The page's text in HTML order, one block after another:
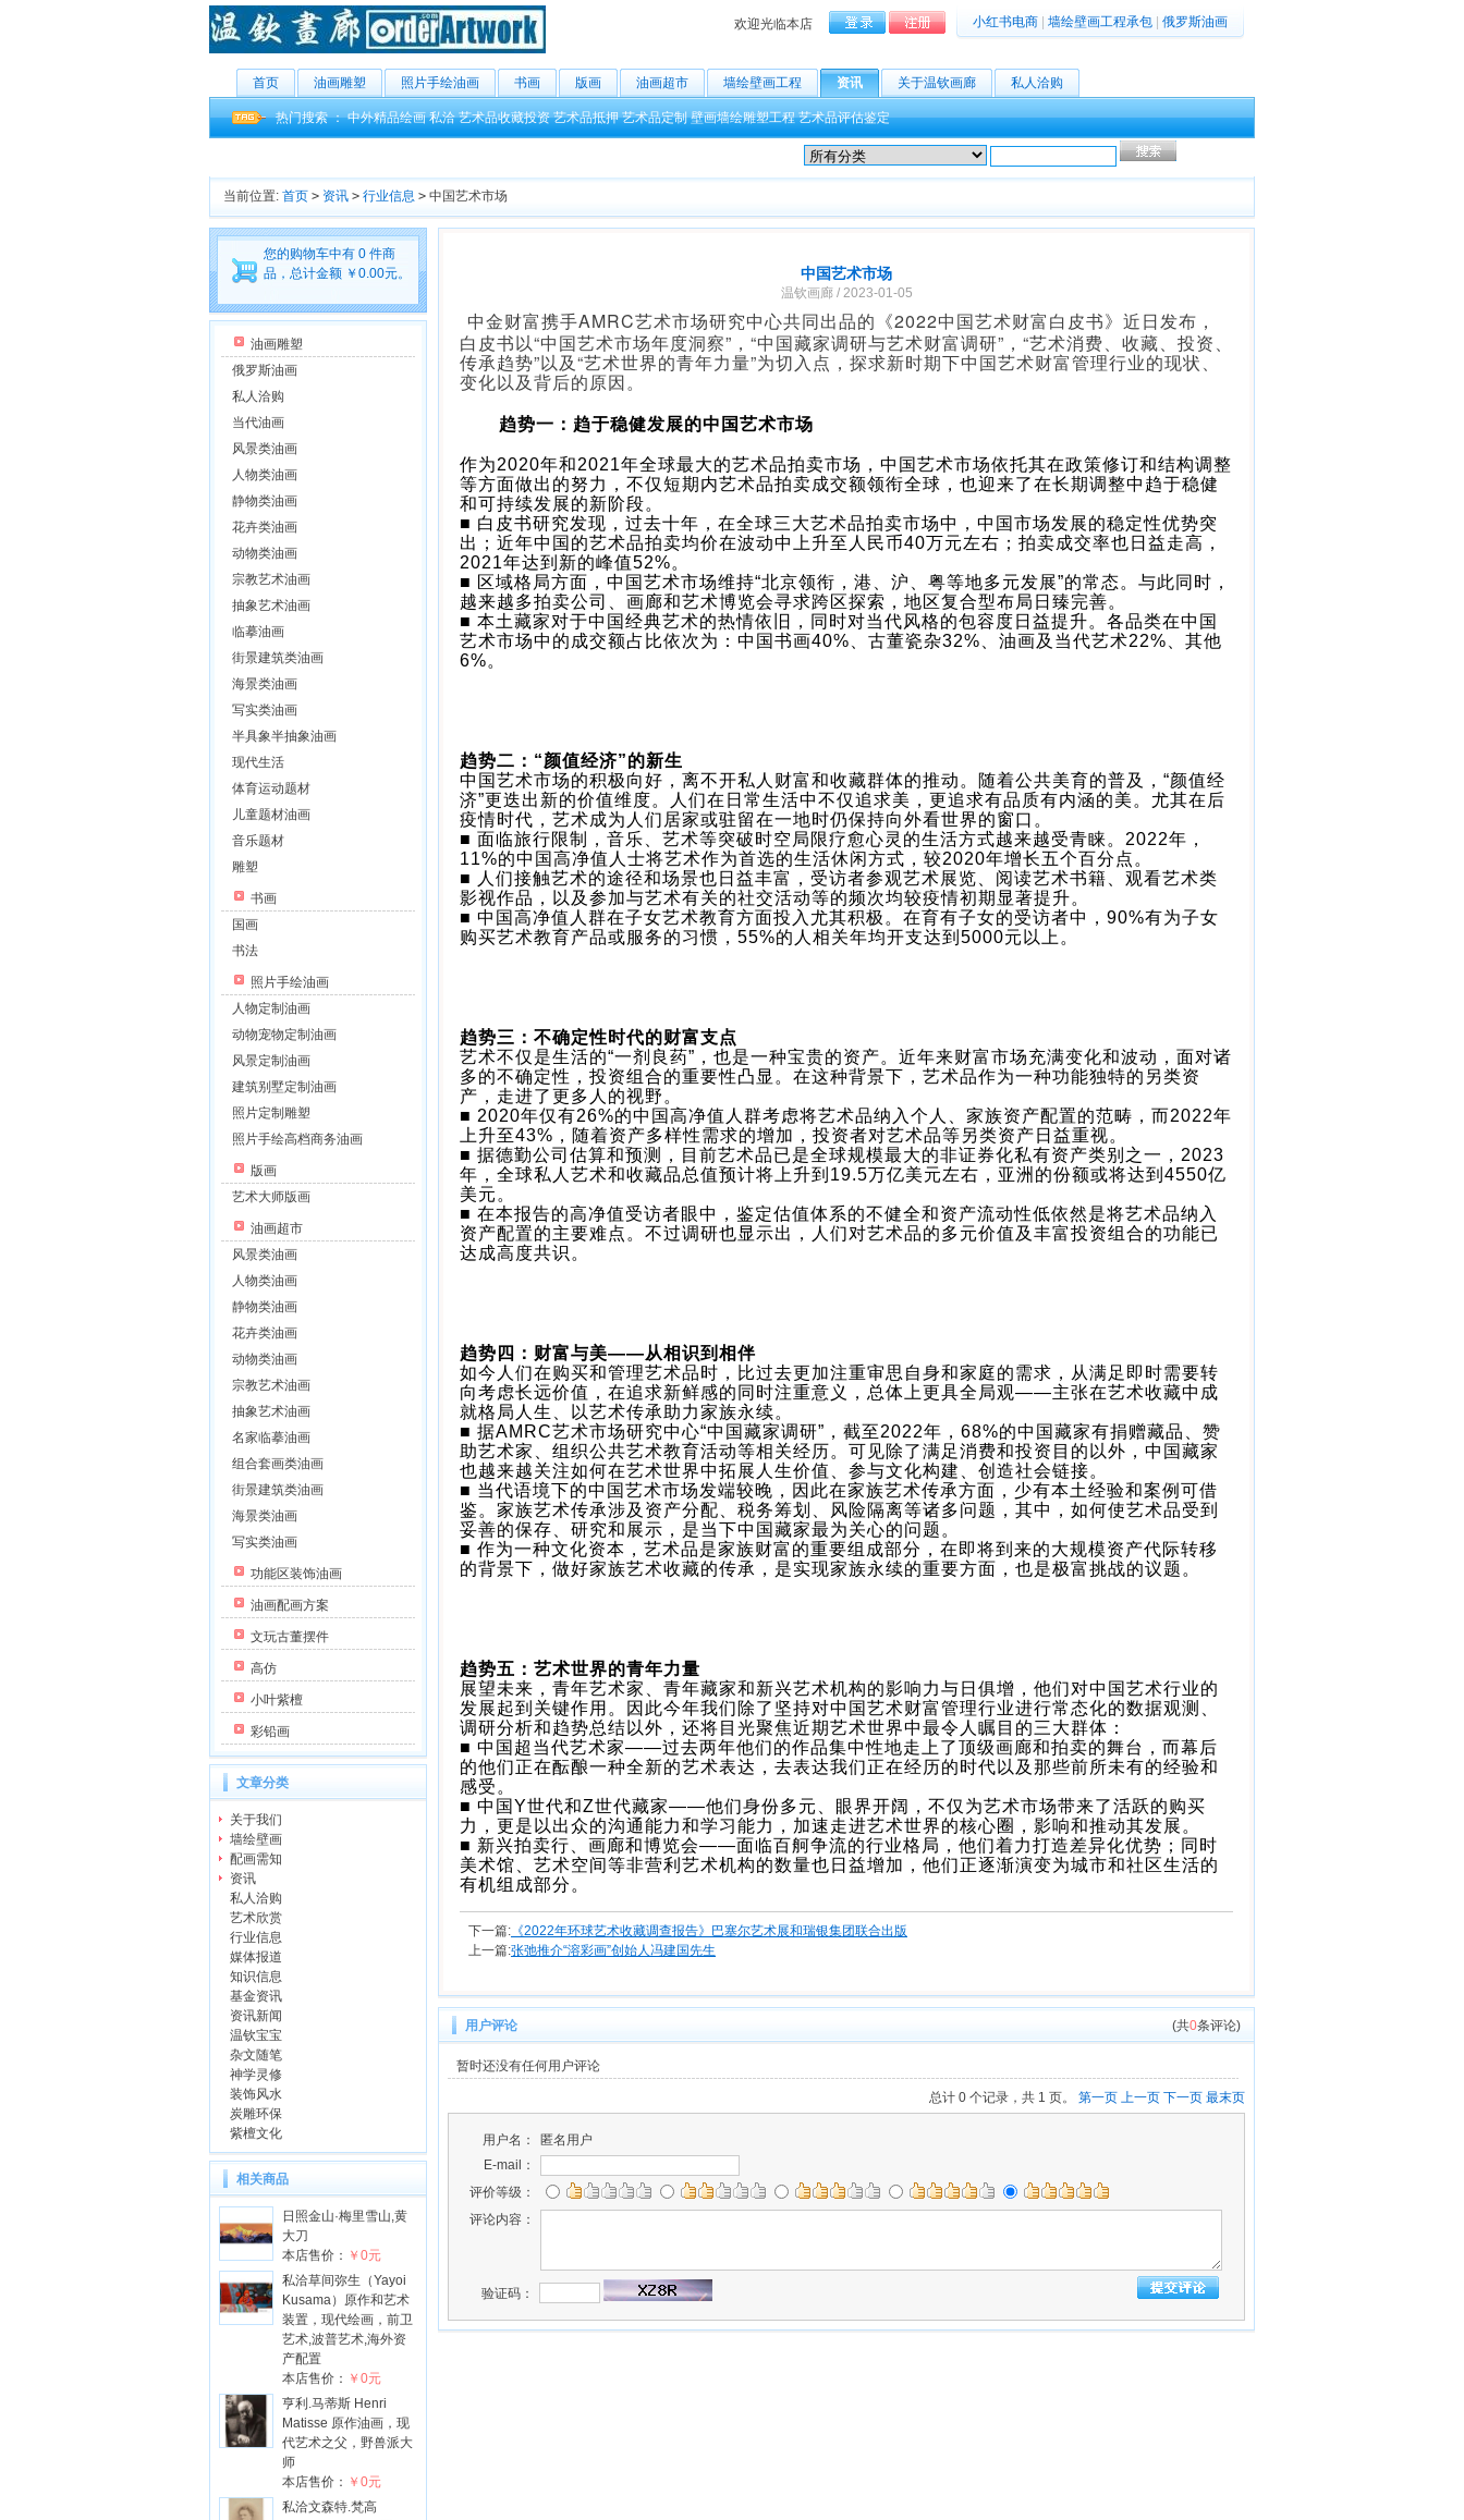
欢迎光临本店 小红书电商 墙绘壁画工程承包 俄罗斯油画
首页 油画雕塑 照片手绘油画 书画 版画 油画超市 墙绘壁画工程 资讯 关于温钦画廊 私人洽购
热门搜索 ：中外精品绘画 私洽 艺术品收藏投资 艺术品抵押 艺术品定制 壁画墙绘雕塑工程 艺术品评估鉴定
当前位置: 首页 > 资讯 > 行业信息 > 中国艺术市场
您的购物车中有 0 件商
品，总计金额 ￥0.00元。
油画雕塑
俄罗斯油画
私人洽购
当代油画
风景类油画
人物类油画
静物类油画
花卉类油画
动物类油画
宗教艺术油画
抽象艺术油画
临摹油画
街景建筑类油画
海景类油画
写实类油画
半具象半抽象油画
现代生活
体育运动题材
儿童题材油画
音乐题材
雕塑
书画
国画
书法
照片手绘油画
人物定制油画
动物宠物定制油画
风景定制油画
建筑别墅定制油画
照片定制雕塑
照片手绘高档商务油画
版画
艺术大师版画
油画超市
风景类油画
人物类油画
静物类油画
花卉类油画
动物类油画
宗教艺术油画
抽象艺术油画
名家临摹油画
组合套画类油画
街景建筑类油画
海景类油画
写实类油画
功能区装饰油画
油画配画方案
文玩古董摆件
高仿
小叶紫檀
彩铅画
文章分类
关于我们
墙绘壁画
配画需知
资讯
私人洽购
艺术欣赏
行业信息
媒体报道
知识信息
基金资讯
资讯新闻
温钦宝宝
杂文随笔
神学灵修
装饰风水
炭雕环保
紫檀文化
相关商品
日照金山·梅里雪山,黄
大刀
本店售价： ￥0元
私洽草间弥生（Yayoi
Kusama）原作和艺术
装置，现代绘画，前卫
艺术,波普艺术,海外资
产配置
本店售价： ￥0元
亨利.马蒂斯 Henri
Matisse 原作油画，现
代艺术之父，野兽派大
师
本店售价： ￥0元
私洽文森特.梵高
中国艺术市场
温钦画廊 / 2023-01-05
中金财富携手AMRC艺术市场研究中心共同出品的《2022中国艺术财富白皮书》近日发布，
白皮书以“中国艺术市场年度洞察”，“中国藏家调研与艺术财富调研”，“艺术消费、收藏、投资、
传承趋势”以及“艺术世界的青年力量”为切入点，探求新时期下中国艺术财富管理行业的现状、
变化以及背后的原因。
趋势一：趋于稳健发展的中国艺术市场
作为2020年和2021年全球最大的艺术品拍卖市场，中国艺术市场依托其在政策修订和结构调整
等方面做出的努力，不仅短期内艺术品拍卖成交额领衔全球，也迎来了在长期调整中趋于稳健
和可持续发展的新阶段。
■ 白皮书研究发现，过去十年，在全球三大艺术品拍卖市场中，中国市场发展的稳定性优势突
出；近年中国的艺术品拍卖均价在波动中上升至人民币40万元左右；拍卖成交率也日益走高，
2021年达到新的峰值52%。
■ 区域格局方面，中国艺术市场维持“北京领衔，港、沪、粤等地多元发展”的常态。与此同时，
越来越多拍卖公司、画廊和艺术博览会寻求跨区探索，地区复合型布局日臻完善。
■ 本土藏家对于中国经典艺术的热情依旧，同时对当代风格的包容度日益提升。各品类在中国
艺术市场中的成交额占比依次为：中国书画40%、古董瓷杂32%、油画及当代艺术22%、其他
6%。
趋势二：“颜值经济”的新生
中国艺术市场的积极向好，离不开私人财富和收藏群体的推动。随着公共美育的普及，“颜值经
济”更迭出新的价值维度。人们在日常生活中不仅追求美，更追求有品质有内涵的美。尤其在后
疫情时代，艺术成为人们居家或驻留在一地时仍保持向外看世界的窗口。
■ 面临旅行限制，音乐、艺术等突破时空局限疗愈心灵的生活方式越来越受青睐。2022年，
11%的中国高净值人士将艺术作为首选的生活休闲方式，较2020年增长五个百分点。
■ 人们接触艺术的途径和场景也日益丰富，受访者参观艺术展览、阅读艺术书籍、观看艺术类
影视作品，以及参加与艺术有关的社交活动等的频次均较疫情初期显著提升。
■ 中国高净值人群在子女艺术教育方面投入尤其积极。在育有子女的受访者中，90%有为子女
购买艺术教育产品或服务的习惯，55%的人相关年均开支达到5000元以上。
趋势三：不确定性时代的财富支点
艺术不仅是生活的“一剂良药”，也是一种宝贵的资产。近年来财富市场充满变化和波动，面对诸
多的不确定性，投资组合的重要性凸显。在这种背景下，艺术品作为一种功能独特的另类资
产，走进了更多人的视野。
■ 2020年仅有26%的中国高净值人群考虑将艺术品纳入个人、家族资产配置的范畴，而2022年
上升至43%，随着资产多样性需求的增加，投资者对艺术品等另类资产日益重视。
■ 据德勤公司估算和预测，目前艺术品已是全球规模最大的非证券化私有资产类别之一，2023
年，全球私人艺术和收藏品总值预计将上升到19.5万亿美元左右，亚洲的份额或将达到4550亿
美元。
■ 在本报告的高净值受访者眼中，鉴定估值体系的不健全和资产流动性低依然是将艺术品纳入
资产配置的主要难点。不过调研也显示出，人们对艺术品的多元价值及丰富投资组合的功能已
达成高度共识。
趋势四：财富与美——从相识到相伴
如今人们在购买和管理艺术品时，比过去更加注重审思自身和家庭的需求，从满足即时需要转
向考虑长远价值，在追求新鲜感的同时注重意义，总体上更具全局观——主张在艺术收藏中成
就格局人生、以艺术传承助力家族永续。
■ 据AMRC艺术市场研究中心“中国藏家调研”，截至2022年，68%的中国藏家有捐赠藏品、赞
助艺术家、组织公共艺术教育活动等相关经历。可见除了满足消费和投资目的以外，中国藏家
也越来越关注如何在艺术世界中拓展人生价值、参与文化构建、创造社会链接。
■ 当代语境下的中国艺术市场发端较晚，因此在家族艺术传承方面，少有本土经验和案例可借
鉴。家族艺术传承涉及资产分配、税务筹划、风险隔离等诸多问题，其中，如何使艺术品受到
妥善的保存、研究和展示，是当下中国藏家最为关心的问题。
■ 作为一种文化资本，艺术品是家族财富的重要组成部分，在即将到来的大规模资产代际转移
的背景下，做好家族艺术收藏的传承，是实现家族永续的重要方面，也是极富挑战的议题。
趋势五：艺术世界的青年力量
展望未来，青年艺术家、青年藏家和新兴艺术机构的影响力与日俱增，他们对中国艺术行业的
发展起到关键作用。因此今年我们除了坚持对中国艺术财富管理行业进行常态化的数据观测、
调研分析和趋势总结以外，还将目光聚焦近期艺术世界中最令人瞩目的三大群体：
■ 中国超当代艺术家——过去两年他们的作品集中性地走上了顶级画廊和拍卖的舞台，而幕后
的他们正在酝酿一种全新的艺术表达，去表达我们正在经历的时代以及那些前所未有的经验和
感受。
■ 中国Y世代和Z世代藏家——他们身份多元、眼界开阔，不仅为艺术市场带来了活跃的购买
力，更是以出众的沟通能力和学习能力，加速走进艺术世界的核心圈，影响和推动其发展。
■ 新兴拍卖行、画廊和博览会——面临百舸争流的行业格局，他们着力打造差异化优势；同时
美术馆、艺术空间等非营利艺术机构的数量也日益增加，他们正逐渐演变为城市和社区生活的
有机组成部分。
下一篇: 《2022年环球艺术收藏调查报告》巴塞尔艺术展和瑞银集团联合出版
上一篇:张弛推介“溶彩画”创始人冯建国先生
用户评论 (共0条评论)
暂时还没有任何用户评论
总计 0 个记录，共 1 页。 第一页 上一页 下一页 最末页
用户名：
匿名用户
E-mail：
评价等级：
评论内容：
验证码：